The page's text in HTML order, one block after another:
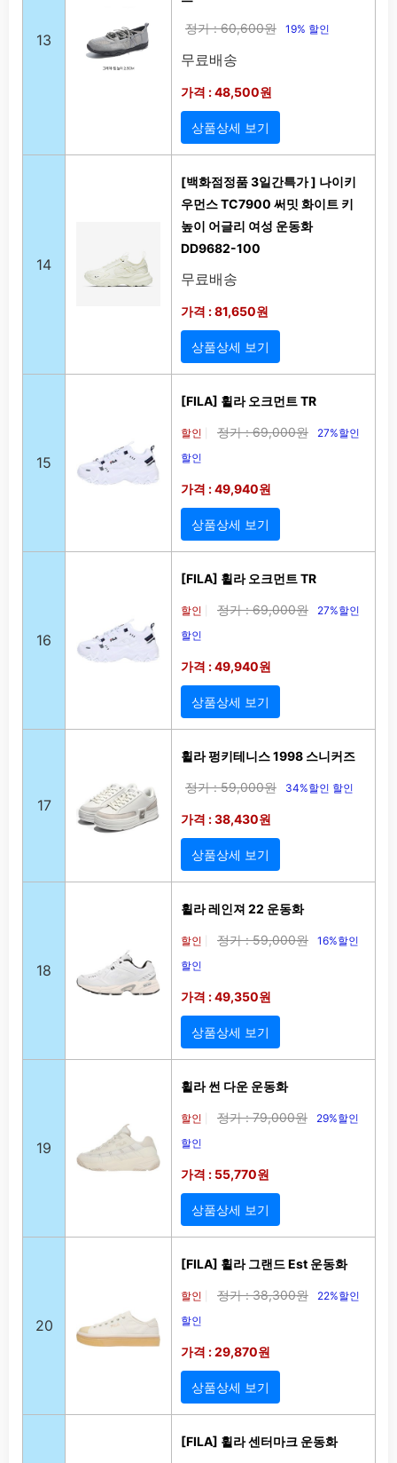
13
정가 : 60,600원 19% 할인
무료배송
가격 : 48,500원
상품상세 보기
14
[백화점정품 3일간특가 ] 나이키
우먼스 TC7900 써밋 화이트 키
높이 어글리 여성 운동화
DD9682-100
무료배송
가격 : 81,650원
상품상세 보기
15
[FILA] 휠라 오크먼트 TR
할인 정가 : 69,000원
27%할인
할인
가격 : 49,940원
상품상세 보기
16
[FILA] 휠라 오크먼트 TR
할인 정가 : 69,000원
27%할인
할인
가격 : 49,940원
상품상세 보기
17
휠라 펑키테니스 1998 스니커즈
정가 : 59,000원 34%할인 할인
가격 : 38,430원
상품상세 보기
18
휠라 레인져 22 운동화
할인 정가 : 59,000원
16%할인
할인
가격 : 49,350원
상품상세 보기
19
휠라 썬 다운 운동화
할인 정가 : 79,000원
29%할인
할인
가격 : 55,770원
상품상세 보기
20
[FILA] 휠라 그랜드 Est 운동화
할인 정가 : 38,300원
22%할인
할인
가격 : 29,870원
상품상세 보기
[FILA] 휠라 센터마크 운동화